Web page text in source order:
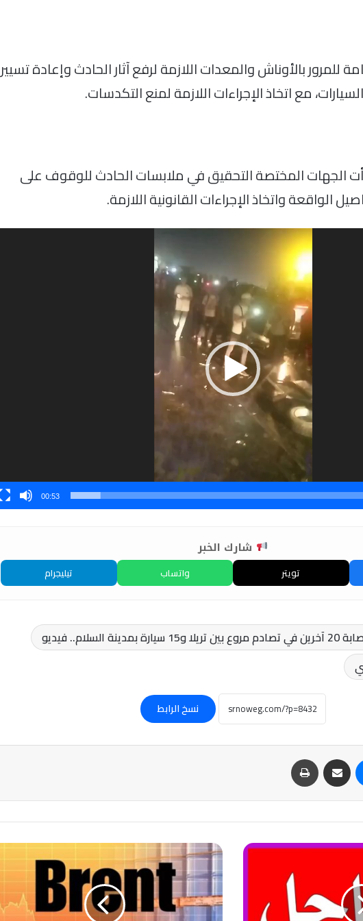
للمرور بالأوناش والمعدات اللازمة لرفع آثار الحادث وإعادة تسيير
مع اتخاذ الإجراءات اللازمة لمنع التكدسات.
الجهات المختصة التحقيق في ملابسات الحادث للوقوف على
الواقعة واتخاذ الإجراءات القانونية اللازمة.
00:53
شارك الخبر
تويتر واتساب تيليجرام
فيديو
نسخ الرابط
ماسنجر مشاركة عبر البريد
#عاجل-
خام
برنت
يهبط
إلى